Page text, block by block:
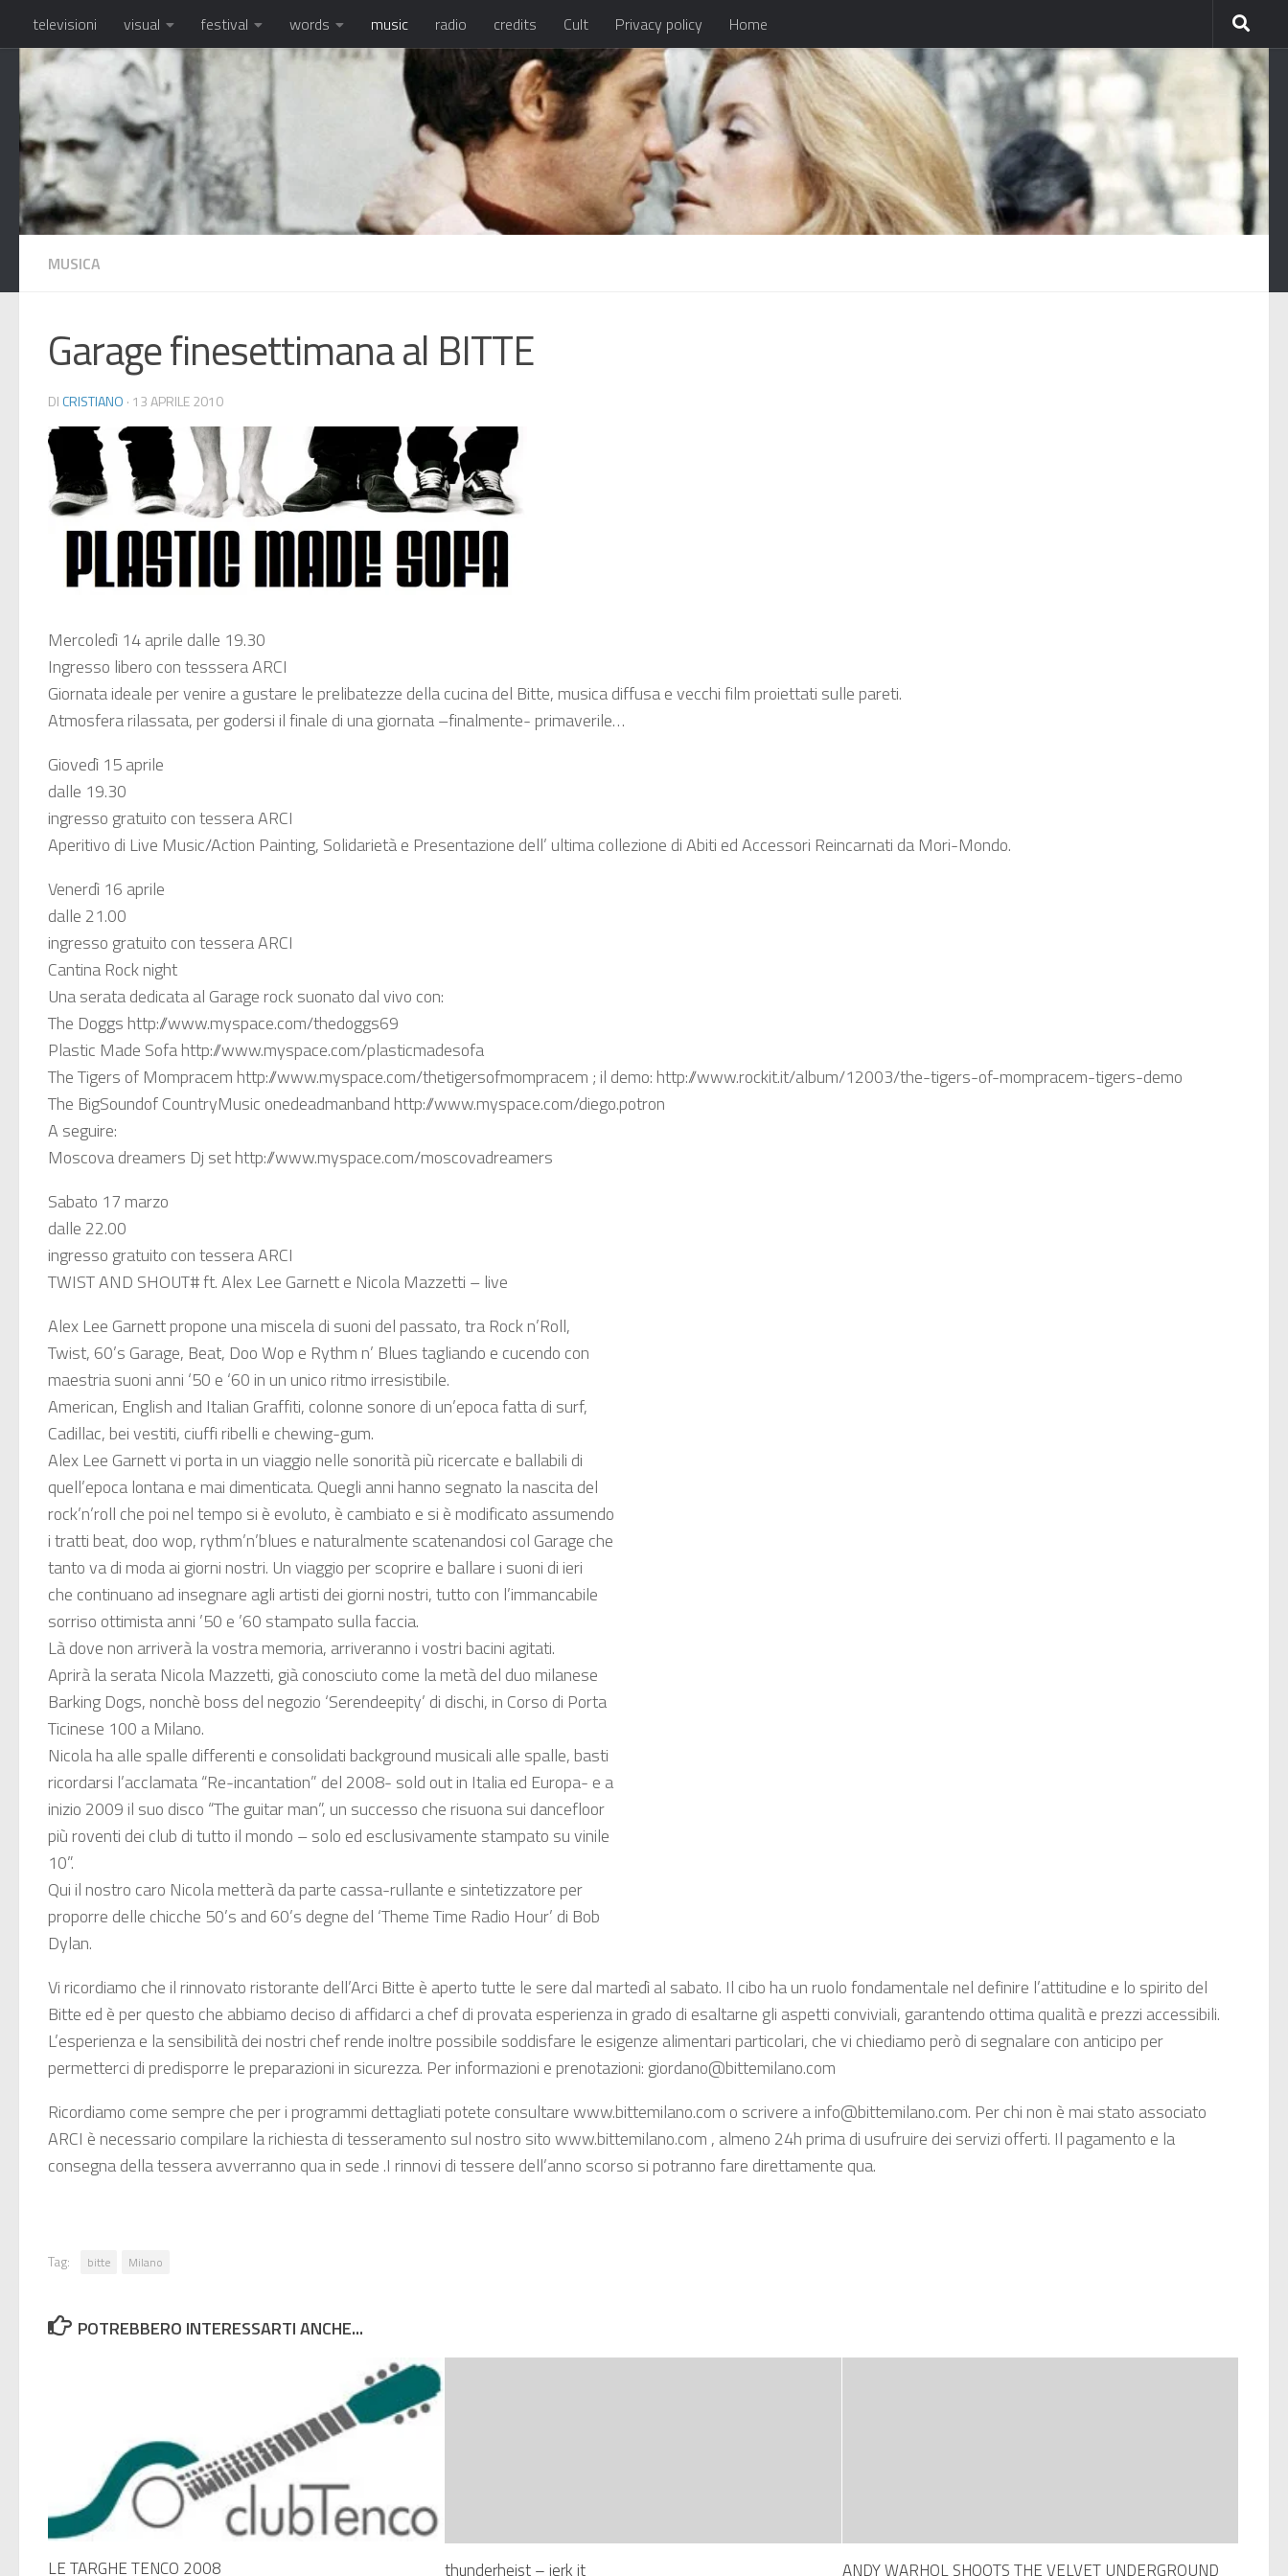
Salta al contenuto
televisioni visual festival words music radio credits Cult Privacy policy Home
MUSICA
Garage finesettimana al BITTE
DI CRISTIANO · 13 APRILE 2010
Mercoledì 14 aprile dalle 19.30
Ingresso libero con tesssera ARCI
Giornata ideale per venire a gustare le prelibatezze della cucina del Bitte, musica diffusa e vecchi film proiettati sulle pareti.
Atmosfera rilassata, per godersi il finale di una giornata –finalmente- primaverile…
Giovedì 15 aprile
dalle 19.30
ingresso gratuito con tessera ARCI
Aperitivo di Live Music/Action Painting, Solidarietà e Presentazione dell’ ultima collezione di Abiti ed Accessori Reincarnati da Mori-Mondo.
Venerdì 16 aprile
dalle 21.00
ingresso gratuito con tessera ARCI
Cantina Rock night
Una serata dedicata al Garage rock suonato dal vivo con:
The Doggs http://www.myspace.com/thedoggs69
Plastic Made Sofa http://www.myspace.com/plasticmadesofa
The Tigers of Mompracem http://www.myspace.com/thetigersofmompracem ; il demo: http://www.rockit.it/album/12003/the-tigers-of-mompracem-tigers-demo
The BigSoundof CountryMusic onedeadmanband http://www.myspace.com/diego.potron
A seguire:
Moscova dreamers Dj set http://www.myspace.com/moscovadreamers
Sabato 17 marzo
dalle 22.00
ingresso gratuito con tessera ARCI
TWIST AND SHOUT# ft. Alex Lee Garnett e Nicola Mazzetti – live
Alex Lee Garnett propone una miscela di suoni del passato, tra Rock n’Roll,
Twist, 60’s Garage, Beat, Doo Wop e Rythm n’ Blues tagliando e cucendo con
maestria suoni anni ‘50 e ‘60 in un unico ritmo irresistibile.
American, English and Italian Graffiti, colonne sonore di un’epoca fatta di surf,
Cadillac, bei vestiti, ciuffi ribelli e chewing-gum.
Alex Lee Garnett vi porta in un viaggio nelle sonorità più ricercate e ballabili di
quell’epoca lontana e mai dimenticata. Quegli anni hanno segnato la nascita del
rock’n’roll che poi nel tempo si è evoluto, è cambiato e si è modificato assumendo
i tratti beat, doo wop, rythm’n’blues e naturalmente scatenandosi col Garage che
tanto va di moda ai giorni nostri. Un viaggio per scoprire e ballare i suoni di ieri
che continuano ad insegnare agli artisti dei giorni nostri, tutto con l’immancabile
sorriso ottimista anni ’50 e ’60 stampato sulla faccia.
Là dove non arriverà la vostra memoria, arriveranno i vostri bacini agitati.
Aprirà la serata Nicola Mazzetti, già conosciuto come la metà del duo milanese
Barking Dogs, nonchè boss del negozio ‘Serendeepity’ di dischi, in Corso di Porta
Ticinese 100 a Milano.
Nicola ha alle spalle differenti e consolidati background musicali alle spalle, basti
ricordarsi l’acclamata “Re-incantation” del 2008- sold out in Italia ed Europa- e a
inizio 2009 il suo disco “The guitar man”, un successo che risuona sui dancefloor
più roventi dei club di tutto il mondo – solo ed esclusivamente stampato su vinile
10”.
Qui il nostro caro Nicola metterà da parte cassa-rullante e sintetizzatore per
proporre delle chicche 50’s and 60’s degne del ‘Theme Time Radio Hour’ di Bob
Dylan.
Vi ricordiamo che il rinnovato ristorante dell’Arci Bitte è aperto tutte le sere dal martedì al sabato. Il cibo ha un ruolo fondamentale nel definire l’attitudine e lo spirito del
Bitte ed è per questo che abbiamo deciso di affidarci a chef di provata esperienza in grado di esaltarne gli aspetti conviviali, garantendo ottima qualità e prezzi accessibili.
L’esperienza e la sensibilità dei nostri chef rende inoltre possibile soddisfare le esigenze alimentari particolari, che vi chiediamo però di segnalare con anticipo per
permetterci di predisporre le preparazioni in sicurezza. Per informazioni e prenotazioni: giordano@bittemilano.com
Ricordiamo come sempre che per i programmi dettagliati potete consultare www.bittemilano.com o scrivere a info@bittemilano.com. Per chi non è mai stato associato
ARCI è necessario compilare la richiesta di tesseramento sul nostro sito www.bittemilano.com , almeno 24h prima di usufruire dei servizi offerti. Il pagamento e la
consegna della tessera avverranno qua in sede .I rinnovi di tessere dell’anno scorso si potranno fare direttamente qua.
Tag: bitte Milano
POTREBBERO INTERESSARTI ANCHE...
LE TARGHE TENCO 2008 thunderheist – jerk it ANDY WARHOL SHOOTS THE VELVET UNDERGROUND